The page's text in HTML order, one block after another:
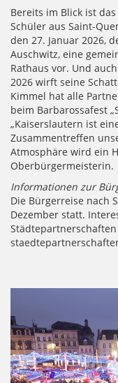
Bereits im Blick ist
Schüler aus Saint-
den 27. Januar 2026,
Auschwitz, eine
Rathaus vor. Und
2026 wirft seine
Kimmel hat alle
beim Barbarossafest
„Kaiserslautern ist
Zusammentreffen
Atmosphäre wird ein
Oberbürgermeisterin.
Informationen zur
Die Bürgerreise nach
Dezember statt.
Städtepartnerschaften